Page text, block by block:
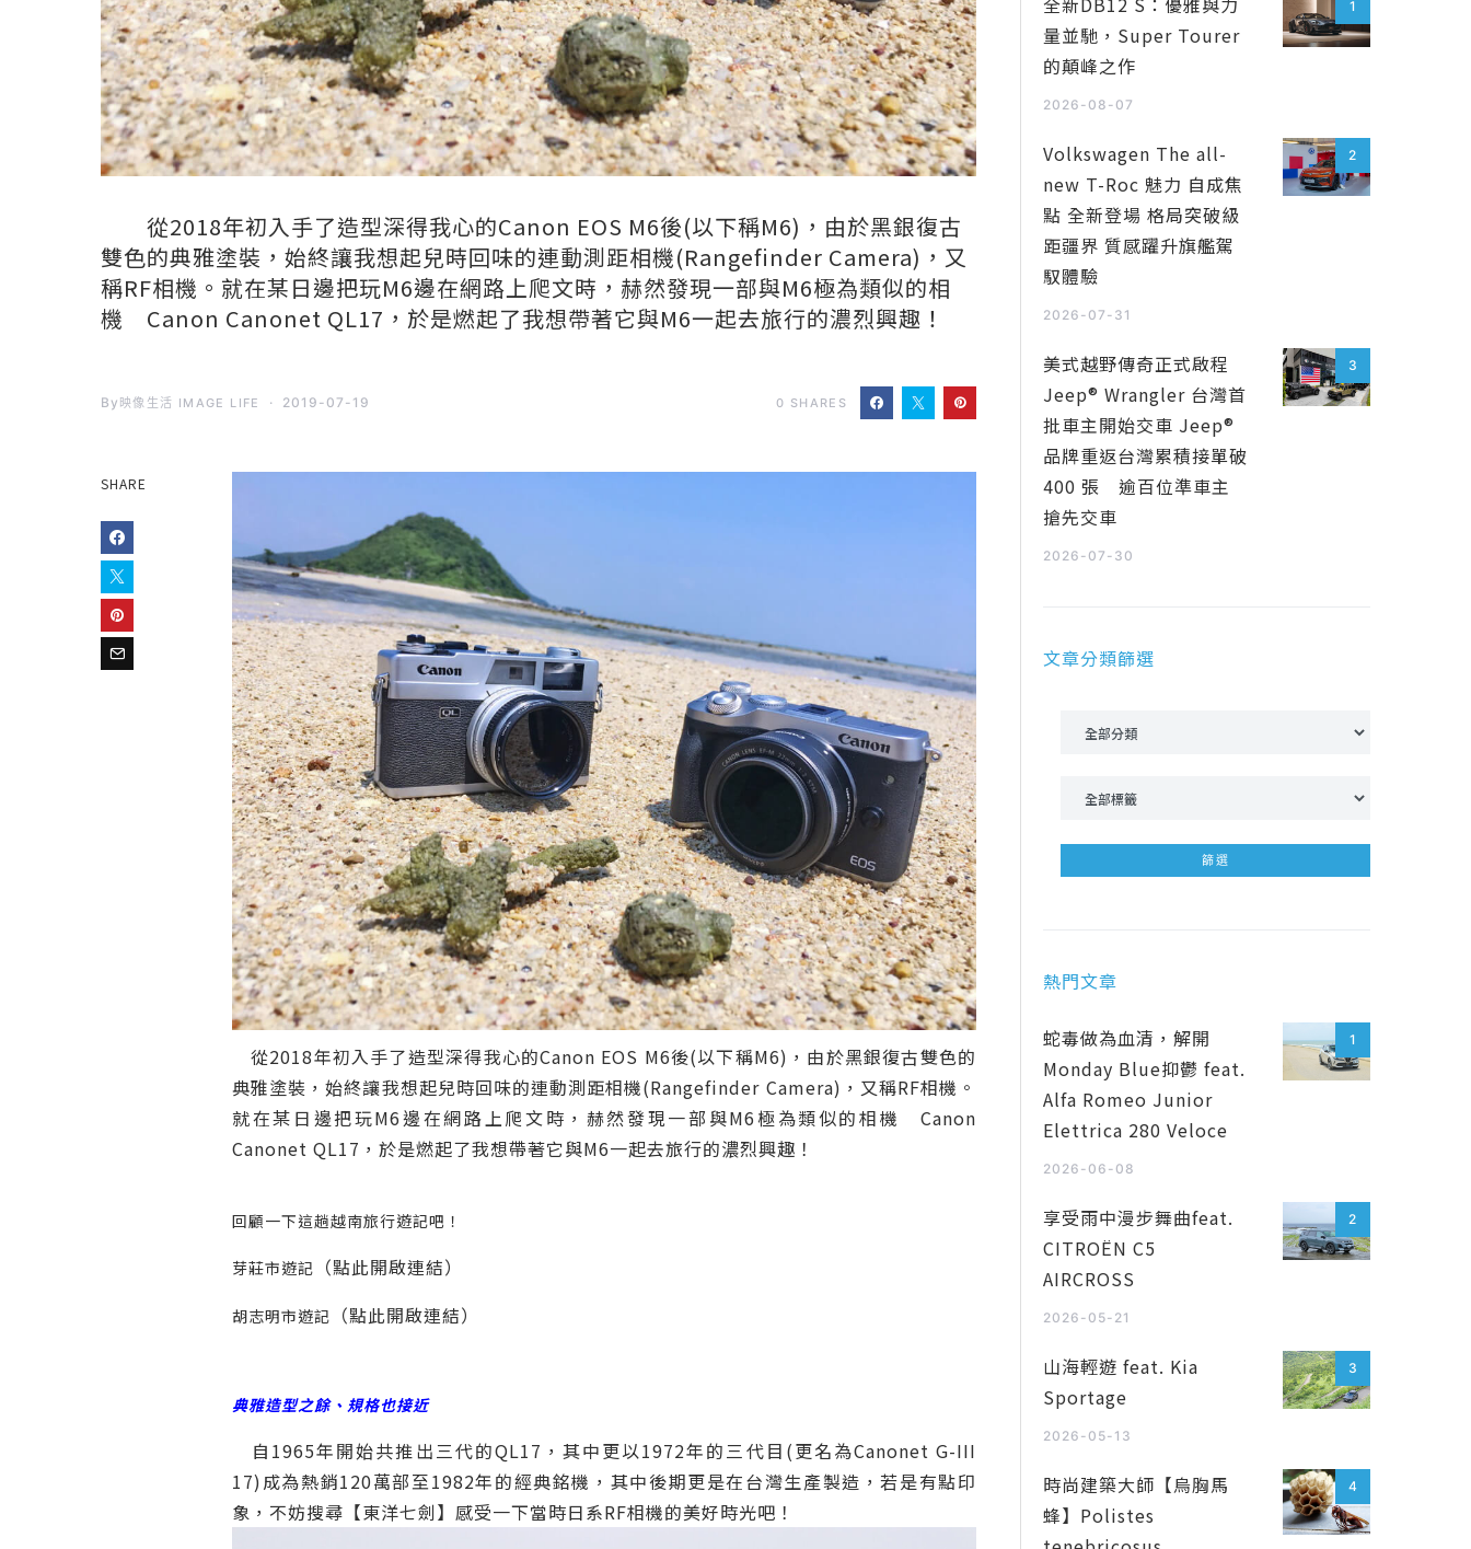
從2018年初入手了造型深得我心的Canon EOS M6後(以下稱M6)，由於黑銀復古
雙色的典雅塗裝，始終讓我想起兒時回味的連動測距相機(Rangefinder Camera)，又
稱RF相機。就在某日邊把玩M6邊在網路上爬文時，赫然發現一部與M6極為類似的相
機 Canon Canonet QL17，於是燃起了我想帶著它與M6一起去旅行的濃烈興趣！
By 映像生活 IMAGE LIFE 2019-07-19 0 SHARES
SHARE
從2018年初入手了造型深得我心的Canon EOS M6後(以下稱M6)，由於黑銀復古雙色的
典雅塗裝，始終讓我想起兒時回味的連動測距相機(Rangefinder Camera)，又稱RF相機。
就在某日邊把玩M6邊在網路上爬文時，赫然發現一部與M6極為類似的相機 Canon
Canonet QL17，於是燃起了我想帶著它與M6一起去旅行的濃烈興趣！
回顧一下這趟越南旅行遊記吧！
芽莊市遊記 （點此開啟連結）
胡志明市遊記 （點此開啟連結）
典雅造型之餘、規格也接近
自1965年開始共推出三代的QL17，其中更以1972年的三代目(更名為Canonet G-III
17)成為熱銷120萬部至1982年的經典銘機，其中後期更是在台灣生產製造，若是有點印
象，不妨搜尋【東洋七劍】感受一下當時日系RF相機的美好時光吧！
1
量並馳，Super Tourer
的顛峰之作
2026-08-07
2
Volkswagen The all-
new T-Roc 魅力 自成焦
點 全新登場 格局突破級
距疆界 質感躍升旗艦駕
馭體驗
2026-07-31
3
美式越野傳奇正式啟程
Jeep® Wrangler 台灣首
批車主開始交車 Jeep®
品牌重返台灣累積接單破
400 張 逾百位準車主
搶先交車
2026-07-30
文章分類篩選
熱門文章
1
蛇毒做為血清，解開
Monday Blue抑鬱 feat.
Alfa Romeo Junior
Elettrica 280 Veloce
2026-06-08
2
享受雨中漫步舞曲feat.
CITROËN C5
AIRCROSS
2026-05-21
3
山海輕遊 feat. Kia
Sportage
2026-05-13
4
時尚建築大師【烏胸馬
蜂】Polistes